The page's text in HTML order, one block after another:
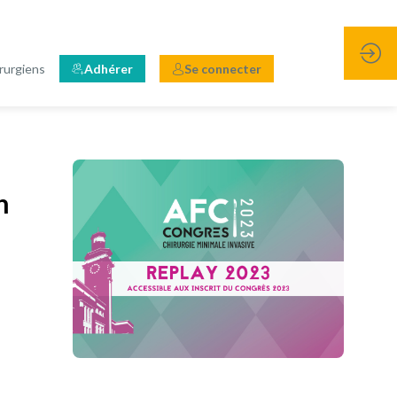
Adhérer Se connecter